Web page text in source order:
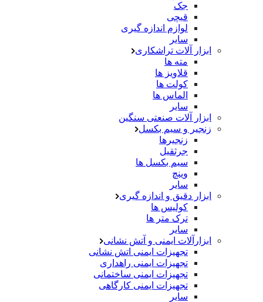
جک
قیچی
لوازم اندازه گیری
سایر
ابزار آلات تراشکاری
مته ها
قلاویز ها
کولت ها
الماس ها
سایر
ابزار آلات صنعتی سنگین
زنجیر و سیم بکسل
زنجیرها
جرثقیل
سیم بکسل ها
وینچ
سایر
ابزار دقیق و اندازه گیری
کولیس ها
ترک متر ها
سایر
ابزارآلات ایمنی و آتش نشانی
تجهیزات ایمنی اتش نشانی
تجهیزات ایمنی راهداری
تجهیزات ایمنی ساختمانی
تجهیزات ایمنی کارگاهی
سایر